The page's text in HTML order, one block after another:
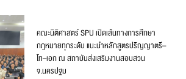
คณะนิติศาสตร์ SPU เปิดเส้นทางการศึกษา
กฎหมายทุกระดับ แนะนำหลักสูตรปริญญาตรี–
โท–เอก ณ สถาบันส่งเสริมงานสอบสวน
จ.นครปฐม